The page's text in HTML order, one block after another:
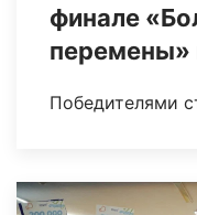
финале
перемены»
Победителями